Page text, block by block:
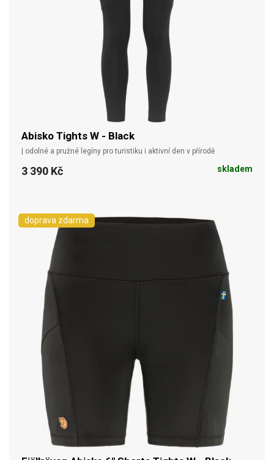
Abisko Tights W - Black
| odolné a pružné legíny pro turistiku i aktivní den v přírodě
3 390 Kč skladem
doprava zdarma